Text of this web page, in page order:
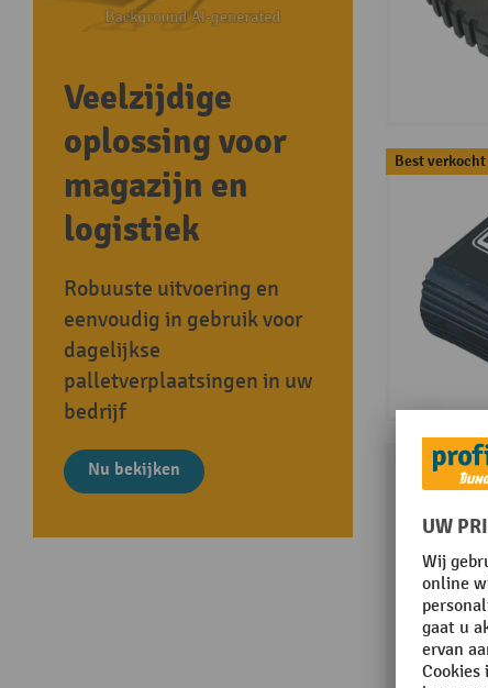
Veelzijdige
oplossing voor
magazijn en
logistiek
Robuuste uitvoering en
eenvoudig in gebruik voor
dagelijkse
palletverplaatsingen in uw
bedrijf
Nu bekijken
Best verkocht